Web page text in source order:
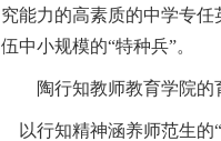
究能力的高素质的中学专
伍中小规模的“特种兵”。
陶行知教师教育学院的
以行知精神涵养师范生的